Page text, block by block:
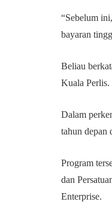
“Sebelum
bayaran
Beliau
Kuala Perlis.
Dalam
tahun depan
Program
dan
Enterprise.